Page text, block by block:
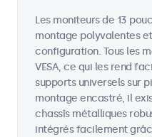
Les moniteurs de 13
montage polyvalentes
configuration. Tous les
VESA, ce qui les rend
supports universels sur
montage encastré, il
chassîs métalliques
intégrés facilement